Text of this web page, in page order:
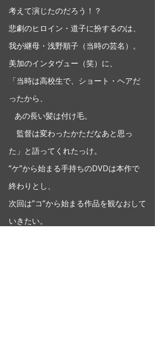
考えて演じたのだろう！？
悲劇のヒロイン・道子に扮するのは、
我が継母・浅野順子（当時の芸名）。
美加のインタヴュー（笑）に、
「当時は高校生で、ショート・ヘアだ
ったから、
   あの長い髪は付け毛。
監督は変わったかただなあと思っ
た」と語ってくれたっけ。
”ケ”から始まる手持ちのDVDは本作で
終わりとし、
次回は”コ”から始まる作品を観なおして
いきたい。